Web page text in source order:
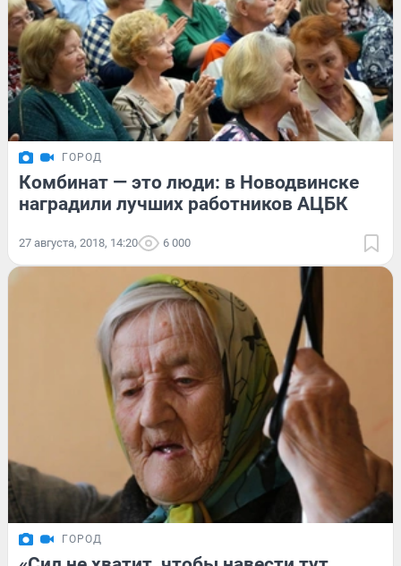
ГОРОД
Комбинат — это люди: в Новодвинске
наградили лучших работников АЦБК
27 августа, 2018, 14:20 6 000
ГОРОД